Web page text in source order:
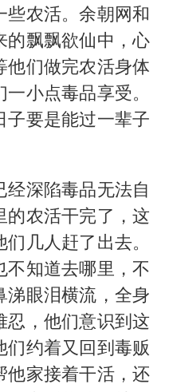
农活。余朝网和
的飘飘欲仙中，心
他们做完农活身体
小点毒品享受。
子要是能过一辈子
经深陷毒品无法自
的农活干完了，这
几人赶了出去。
不知道去哪里，不
涕眼泪横流，全身
忍，他们意识到这
们约着又回到毒贩
他家接着干活，还